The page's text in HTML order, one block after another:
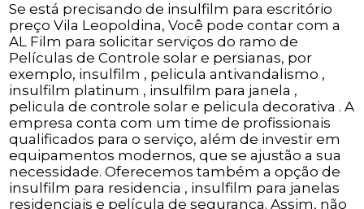
Se está precisando de insulfilm para escritório
preço Vila Leopoldina, Você pode contar com a
AL Film para solicitar serviços do ramo de
Películas de Controle solar e persianas, por
exemplo, insulfilm , pelicula antivandalismo ,
insulfilm platinum , insulfilm para janela ,
pelicula de controle solar e pelicula decorativa . A
empresa conta com um time de profissionais
qualificados para o serviço, além de investir em
equipamentos modernos, que se ajustão a sua
necessidade. Oferecemos também a opção de
insulfilm para residencia , insulfilm para janelas
residenciais e película de segurança. Assim, não